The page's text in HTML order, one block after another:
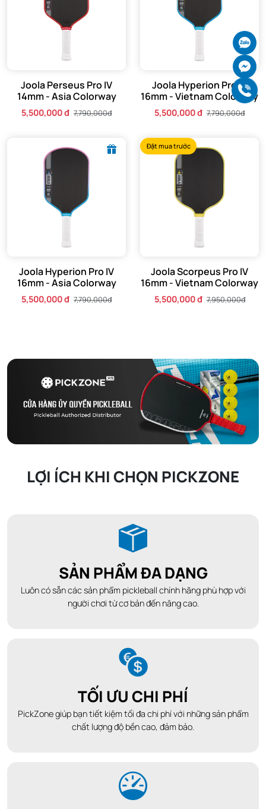
Joola Perseus Pro IV
14mm - Asia Colorway
5,500,000 đ 7,790,000đ
Joola Hyperion Pro IV
16mm - Vietnam Colorway
5,500,000 đ 7,790,000đ
Joola Hyperion Pro IV
16mm - Asia Colorway
5,500,000 đ 7,790,000đ
Đặt mua trước
Joola Scorpeus Pro IV
16mm - Vietnam Colorway
5,500,000 đ 7,950,000đ
LỢI ÍCH KHI CHỌN PICKZONE
SẢN PHẨM ĐA DẠNG
Luôn có sẵn các sản phẩm pickleball chính hãng phù hợp với
người chơi từ cơ bản đến nâng cao.
TỐI ƯU CHI PHÍ
PickZone giúp bạn tiết kiệm tối đa chi phí với những sản phẩm
chất lượng độ bền cao, đảm bảo.